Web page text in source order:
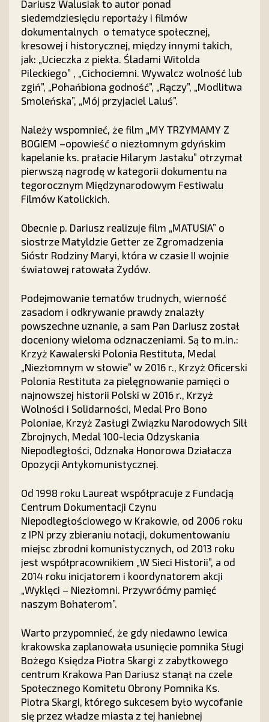
Dariusz Walusiak to autor ponad
siedemdziesięciu reportaży i filmów
dokumentalnych o tematyce społecznej,
kresowej i historycznej, między innymi takich,
jak: „Ucieczka z piekła. Śladami Witolda
Pileckiego” , „Cichociemni. Wywalcz wolność lub
zgiń”, „Pohańbiona godność”, „Rączy”, „Modlitwa
Smoleńska”, „Mój przyjaciel Laluś”.
Należy wspomnieć, że film „MY TRZYMAMY Z
BOGIEM –opowieść o niezłomnym gdyńskim
kapelanie ks. prałacie Hilarym Jastaku” otrzymał
pierwszą nagrodę w kategorii dokumentu na
tegorocznym Międzynarodowym Festiwalu
Filmów Katolickich.
Obecnie p. Dariusz realizuje film „MATUSIA” o
siostrze Matyldzie Getter ze Zgromadzenia
Sióstr Rodziny Maryi, która w czasie II wojnie
światowej ratowała Żydów.
Podejmowanie tematów trudnych, wierność
zasadom i odkrywanie prawdy znalazły
powszechne uznanie, a sam Pan Dariusz został
doceniony wieloma odznaczeniami. Są to m.in.:
Krzyż Kawalerski Polonia Restituta, Medal
„Niezłomnym w słowie” w 2016 r., Krzyż Oficerski
Polonia Restituta za pielęgnowanie pamięci o
najnowszej historii Polski w 2016 r., Krzyż
Wolności i Solidarności, Medal Pro Bono
Poloniae, Krzyż Zasługi Związku Narodowych Silł
Zbrojnych, Medal 100-lecia Odzyskania
Niepodległości, Odznaka Honorowa Działacza
Opozycji Antykomunistycznej.
Od 1998 roku Laureat współpracuje z Fundacją
Centrum Dokumentacji Czynu
Niepodległościowego w Krakowie, od 2006 roku
z IPN przy zbieraniu notacji, dokumentowaniu
miejsc zbrodni komunistycznych, od 2013 roku
jest współpracownikiem „W Sieci Historii”, a od
2014 roku inicjatorem i koordynatorem akcji
„Wyklęci – Niezłomni. Przywróćmy pamięć
naszym Bohaterom”.
Warto przypomnieć, że gdy niedawno lewica
krakowska zaplanowała usunięcie pomnika Sługi
Bożego Księdza Piotra Skargi z zabytkowego
centrum Krakowa Pan Dariusz stanął na czele
Społecznego Komitetu Obrony Pomnika Ks.
Piotra Skargi, którego sukcesem było wycofanie
się przez władze miasta z tej haniebnej